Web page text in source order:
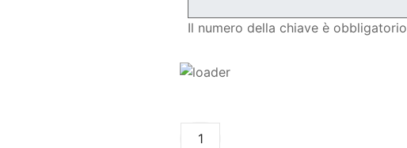
Il numero della chiave è obbligatorio